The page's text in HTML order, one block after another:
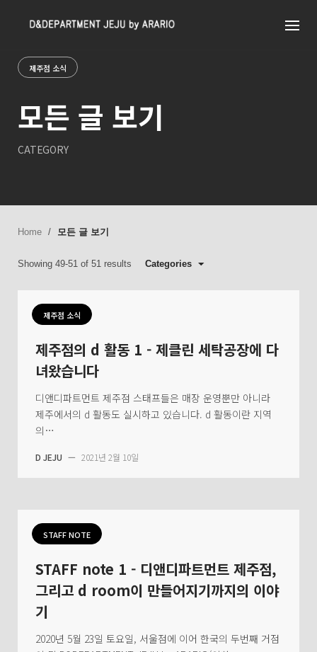
제주점 소식
모든 글 보기
CATEGORY
Home / 모든 글 보기
Showing 49-51 of 51 results Categories
제주점 소식
제주점의 d 활동 1 - 제클린 세탁공장에 다
녀왔습니다
디앤디파트먼트 제주점 스태프들은 매장 운영뿐만 아니라
제주에서의 d 활동도 실시하고 있습니다. d 활동이란 지역
의…
D JEJU — 2021년 2월 10일
STAFF NOTE
STAFF note 1 - 디앤디파트먼트 제주점,
그리고 d room이 만들어지기까지의 이야
기
2020년 5월 23일 토요일, 서울점에 이어 한국의 두번째 거점